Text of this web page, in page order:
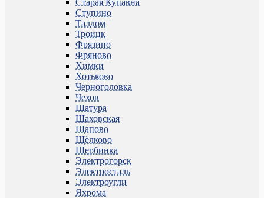
Старая Купавна
Ступино
Талдом
Троицк
Фрязино
Фряново
Химки
Хотьково
Черноголовка
Чехов
Шатура
Шаховская
Щапово
Щёлково
Щербинка
Электрогорск
Электросталь
Электроугли
Яхрома